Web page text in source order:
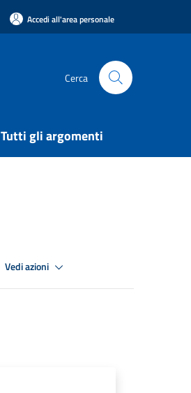
Accedi all'area personale
Cerca
Tutti gli argomenti
Vedi azioni